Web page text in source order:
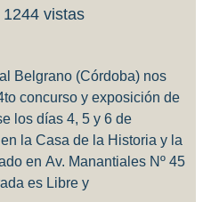
1244 vistas
Belgrano (Córdoba) nos
concurso y exposición de
los días 4, 5 y 6 de
la Casa de la Historia y la
en Av. Manantiales Nº 45
es Libre y